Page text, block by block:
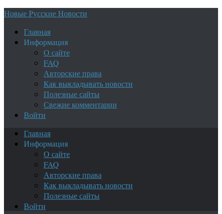
Новые Русские Новости
Главная
Информация
О сайте
FAQ
Авторские права
Как выкладывать новости
Полезные сайты
Свежие комментарии
Войти
Главная
Информация
О сайте
FAQ
Авторские права
Как выкладывать новости
Полезные сайты
Войти